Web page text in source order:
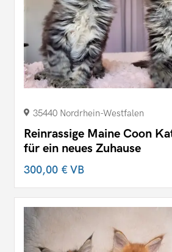
35440 Nordrhein-Westfalen
Reinrassige Maine Coon
für ein neues Zuhause
300,00 €VB